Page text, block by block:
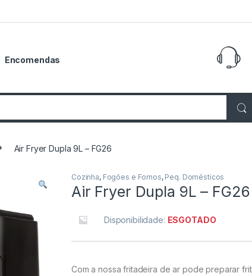
Encomendas
Air Fryer Dupla 9L – FG26
Cozinha, Fogões e Fornos, Peq. Domésticos
Air Fryer Dupla 9L – FG26
Disponibilidade: ESGOTADO
Com a nossa fritadeira de ar pode preparar